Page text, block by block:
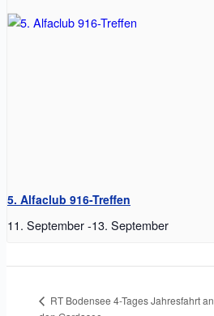
5. Alfaclub 916-Treffen
11. September-13. September
RT Bodensee 4-Tages Jahresfahrt an